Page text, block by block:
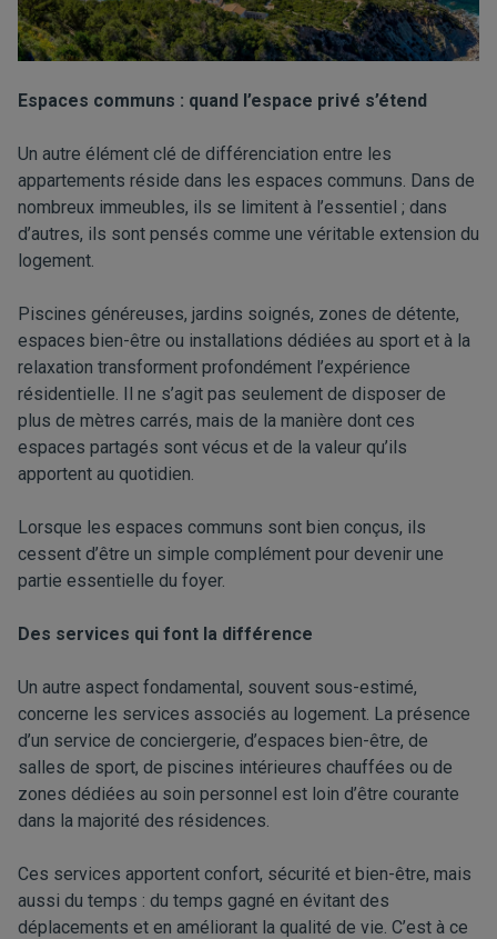
Espaces communs : quand l’espace privé s’étend
Un autre élément clé de différenciation entre les
appartements réside dans les espaces communs. Dans de
nombreux immeubles, ils se limitent à l’essentiel ; dans
d’autres, ils sont pensés comme une véritable extension du
logement.
Piscines généreuses, jardins soignés, zones de détente,
espaces bien-être ou installations dédiées au sport et à la
relaxation transforment profondément l’expérience
résidentielle. Il ne s’agit pas seulement de disposer de
plus de mètres carrés, mais de la manière dont ces
espaces partagés sont vécus et de la valeur qu’ils
apportent au quotidien.
Lorsque les espaces communs sont bien conçus, ils
cessent d’être un simple complément pour devenir une
partie essentielle du foyer.
Des services qui font la différence
Un autre aspect fondamental, souvent sous-estimé,
concerne les services associés au logement. La présence
d’un service de conciergerie, d’espaces bien-être, de
salles de sport, de piscines intérieures chauffées ou de
zones dédiées au soin personnel est loin d’être courante
dans la majorité des résidences.
Ces services apportent confort, sécurité et bien-être, mais
aussi du temps : du temps gagné en évitant des
déplacements et en améliorant la qualité de vie. C’est à ce